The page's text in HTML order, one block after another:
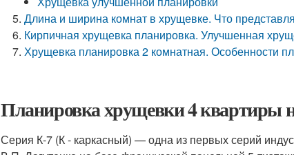
Длина и ширина комнат в хрущевке. Что
Кирпичная хрущевка планировка. Улучшенная
Хрущевка планировка 2 комнатная. Особенности
Планировка хрущевки 4 квартиры
Серия К-7 (К - каркасный) — одна из первых серий